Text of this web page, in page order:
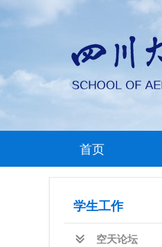
首页
学生工作
空天论坛